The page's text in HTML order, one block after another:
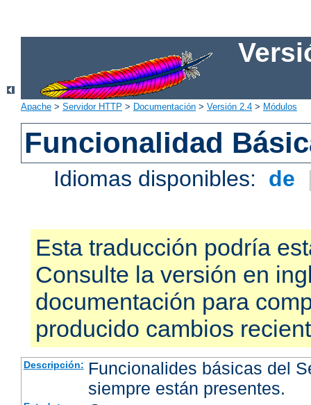
Apache > Servidor HTTP > Documentación > Versión 2.4 > Módulos
Funcionalidad
Idiomas disponibles: de
Esta traducción podría
Consulte la versión en
documentación para
producido cambios
Descripción: Funcionalides básicas del
siempre están presentes.